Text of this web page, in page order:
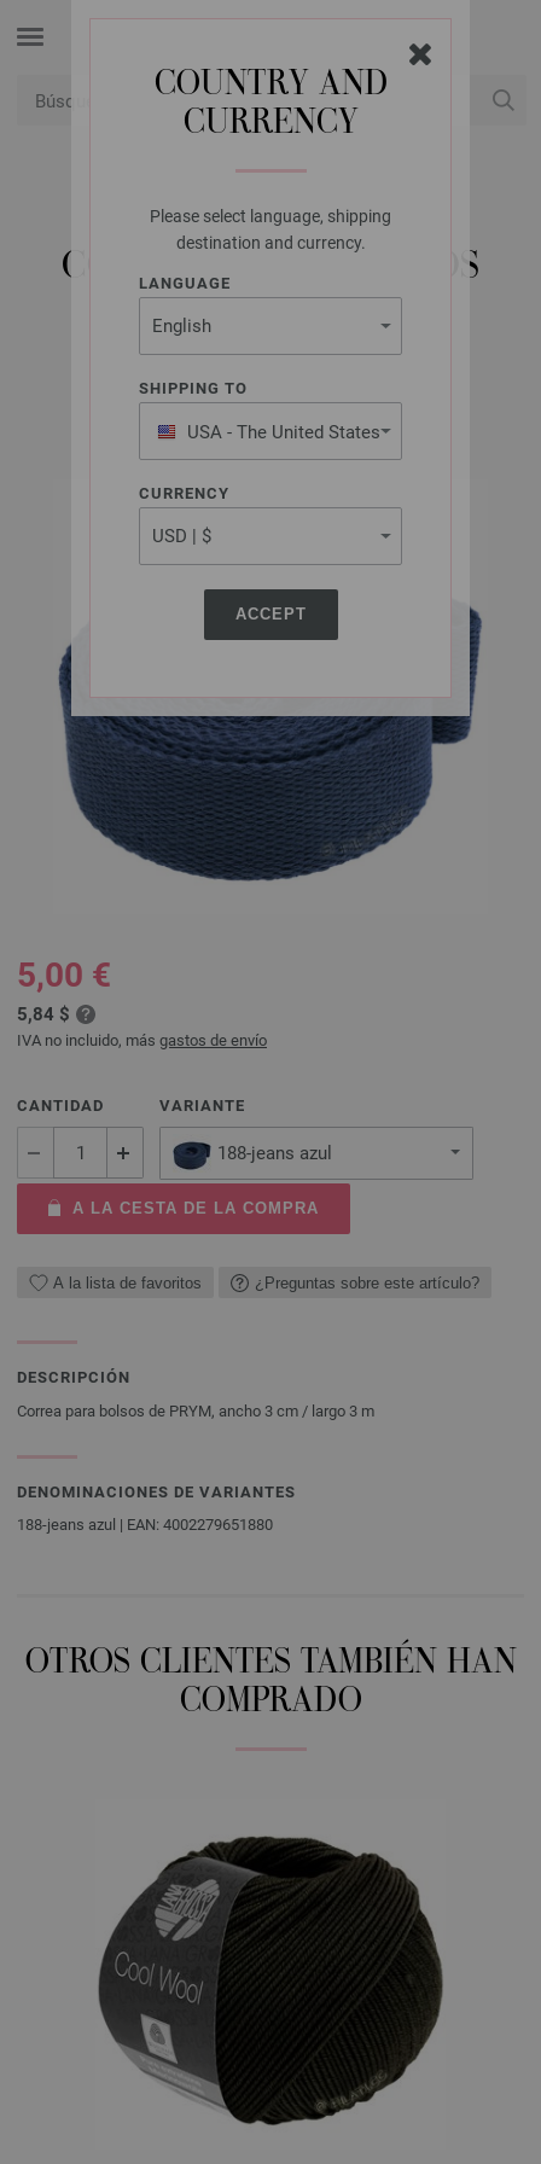
COUNTRY AND
CURRENCY
Please select language, shipping
destination and currency.
LANGUAGE
SHIPPING TO
USA - The United States
of America
CURRENCY
ACCEPT
PRYM
CORREA PARA BOLSOS
965188
5,00 €
5,84 $
IVA no incluido, más gastos de envío
CANTIDAD VARIANTE
188-jeans azul
A LA CESTA DE LA COMPRA
A la lista de favoritos ¿Preguntas sobre este artículo?
DESCRIPCIÓN
Correa para bolsos de PRYM, ancho 3 cm / largo 3 m
DENOMINACIONES DE VARIANTES
188-jeans azul | EAN: 4002279651880
OTROS CLIENTES TAMBIÉN HAN
COMPRADO